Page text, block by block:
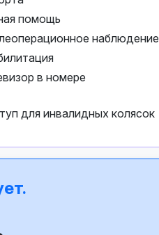
помощь
наблюдение
в номере
для инвалидных колясок